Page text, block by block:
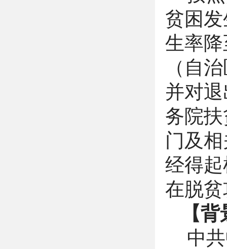
贫困
生率
（自
并对
务院
门及
经得
在脱
【
中